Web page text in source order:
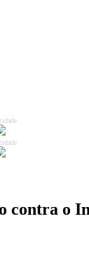
contra o